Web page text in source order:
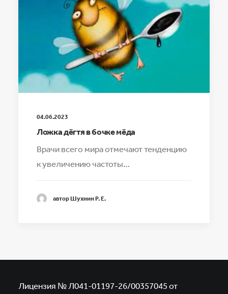
04.06.2023
Ложка дёгтя в бочке мёда
Врачи всего мира отмечают тенденцию
к увеличению частоты…
автор Шухнин Р. Е.
Лицензия № Л041-01197-26/00357045 от